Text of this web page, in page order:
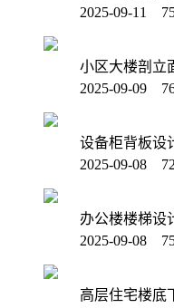
2025-09-11
小区大楼剖立
2025-09-09
设备柜背板设
2025-09-08
办公楼楼梯设
2025-09-08
高层住宅楼底